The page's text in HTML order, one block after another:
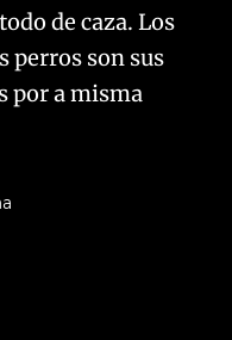
de caza. Los
perros son sus
por a misma